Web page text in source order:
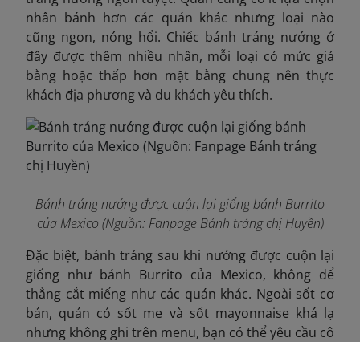
nhân bánh hơn các quán khác nhưng loại nào
cũng ngon, nóng hổi. Chiếc bánh tráng nướng ở
đây được thêm nhiều nhân, mỗi loại có mức giá
bằng hoặc thấp hơn mặt bằng chung nên thực
khách địa phương và du khách yêu thích.
Bánh tráng nướng được cuộn lại giống bánh Burrito
của Mexico (Nguồn: Fanpage Bánh tráng chị Huyền)
Đặc biệt, bánh tráng sau khi nướng được cuộn lại
giống như bánh Burrito của Mexico, không để
thẳng cắt miếng như các quán khác. Ngoài sốt cơ
bản, quán có sốt me và sốt mayonnaise khá lạ
nhưng không ghi trên menu, bạn có thể yêu cầu cô